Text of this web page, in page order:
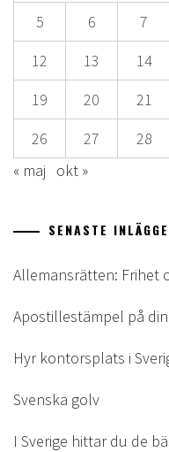
5
6 7
12
13 14
19
20 21
26
27 28
« maj
okt »
SENASTE
Allemansrätten: Frihet
Apostillestämpel på
Hyr kontorsplats i
Svenska golv
I Sverige hittar du de